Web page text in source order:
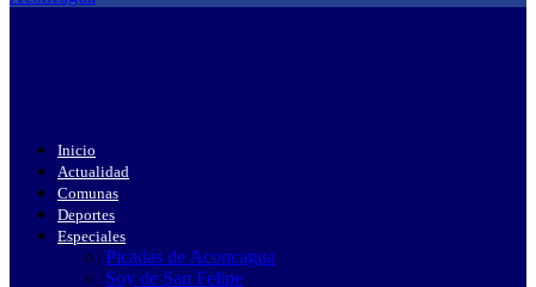
Inicio
Actualidad
Comunas
Deportes
Especiales
Picadas de Aconcagua
Soy de San Felipe